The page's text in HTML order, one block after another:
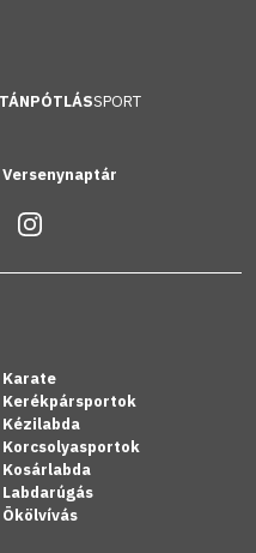
SPORT
Versenynaptár
Karate
Kerékpársportok
Kézilabda
Korcsolyasportok
Kosárlabda
Labdarúgás
Ökölvívás